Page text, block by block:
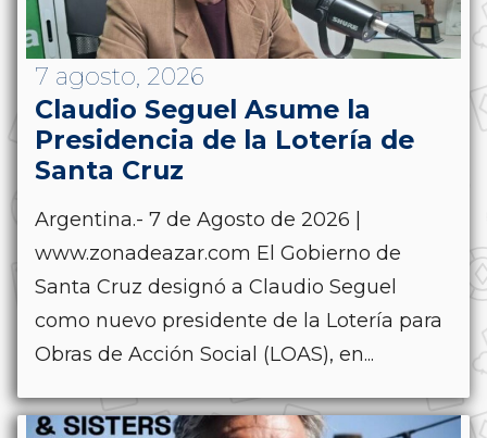
7 agosto, 2026
Claudio Seguel Asume la
Presidencia de la Lotería de
Santa Cruz
Argentina.- 7 de Agosto de 2026 |
www.zonadeazar.com El Gobierno de
Santa Cruz designó a Claudio Seguel
como nuevo presidente de la Lotería para
Obras de Acción Social (LOAS), en...